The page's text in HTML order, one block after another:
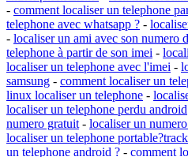
- comment localiser un telephone
telephone avec whatsapp ? -
- localiser un ami avec son numero
telephone à partir de son imei -
localiser un telephone avec l'imei -
samsung - comment localiser un
linux localiser un telephone -
localiser un telephone perdu android
numero gratuit - localiser un
localiser un telephone
un telephone android ? - comment